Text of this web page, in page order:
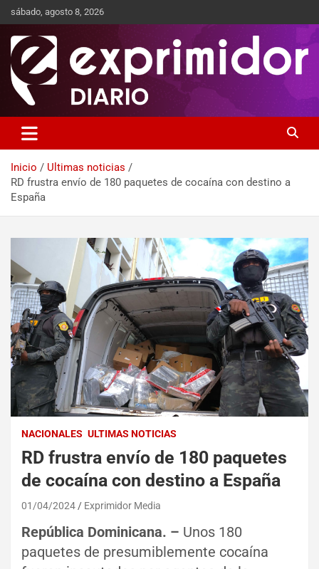
sábado, agosto 8, 2026
Exprimidor media
Inicio
Ultimas noticias
RD frustra envío de 180 paquetes de cocaína con destino a
España
NACIONALES ULTIMAS NOTICIAS
RD frustra envío de 180 paquetes
de cocaína con destino a España
01/04/2024 Exprimidor Media
República Dominicana. – Unos 180
paquetes de presumiblemente cocaína